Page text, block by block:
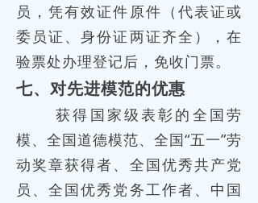
员，凭有效证件原件（代表证或
委员证、身份证两证齐全），在
验票处办理登记后，免收门票。
七、对先进模范的优惠
获得国家级表彰的全国劳
模、全国道德模范、全国“五一”劳
动奖章获得者、全国优秀共产党
员、全国优秀党务工作者、中国